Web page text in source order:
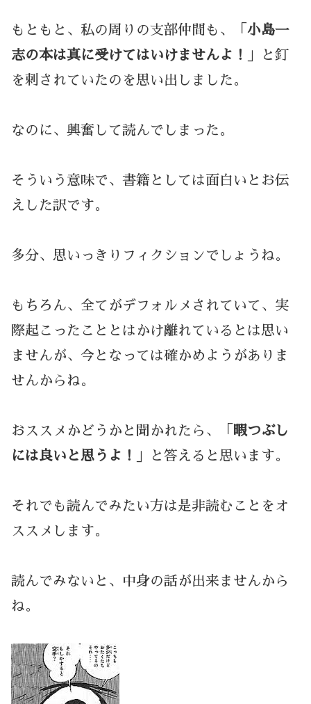
もともと、私の周りの支部仲間も、「 小島一
志の本は真に受けてはいけませんよ！
」と釘
を刺されていたのを思い出しました。
なのに、興奮して読んでしまった。
そういう意味で、書籍としては面白いとお伝
えした訳です。
多分、思いっきりフィクションでしょうね。
もちろん、全てがデフォルメされていて、実
際起こったこととはかけ離れているとは思い
ませんが、今となっては確かめようがありま
せんからね。
おススメかどうかと聞かれたら、「 暇つぶし
には良いと思うよ！
」と答えると思います。
それでも読んでみたい方は是非読むことをオ
ススメします。
読んでみないと、中身の話が出来ませんから
ね。